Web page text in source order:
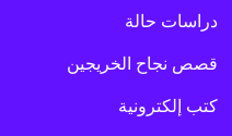
دراسات حالة
قصص نجاح الخريجين
كتب إلكترونية